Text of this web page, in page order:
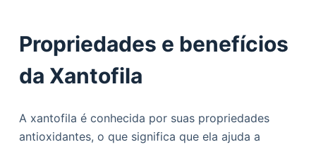
Propriedades e benefícios
da Xantofila
A xantofila é conhecida por suas propriedades
antioxidantes, o que significa que ela ajuda a